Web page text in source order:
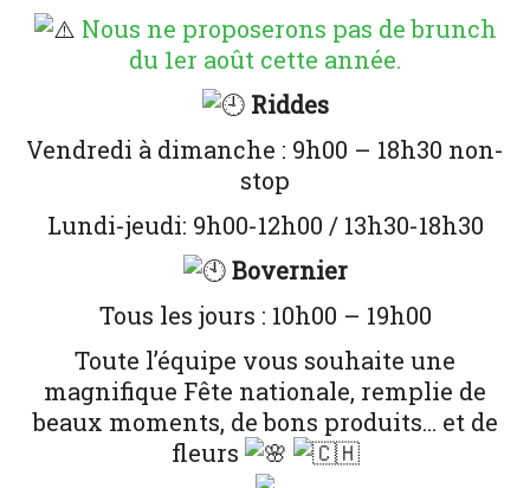
Nous ne proposerons pas de brunch
du 1er août cette année.
Riddes
Vendredi à dimanche : 9h00 – 18h30 non-
stop
Lundi-jeudi: 9h00-12h00 / 13h30-18h30
Bovernier
Tous les jours : 10h00 – 19h00
Toute l’équipe vous souhaite une
magnifique Fête nationale, remplie de
beaux moments, de bons produits… et de
fleurs